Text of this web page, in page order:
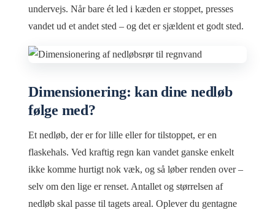
undervejs. Når bare ét led i kæden er stoppet, presses
vandet ud et andet sted – og det er sjældent et godt sted.
Dimensionering: kan dine nedløb
følge med?
Et nedløb, der er for lille eller for tilstoppet, er en
flaskehals. Ved kraftig regn kan vandet ganske enkelt
ikke komme hurtigt nok væk, og så løber renden over –
selv om den lige er renset. Antallet og størrelsen af
nedløb skal passe til tagets areal. Oplever du gentagne